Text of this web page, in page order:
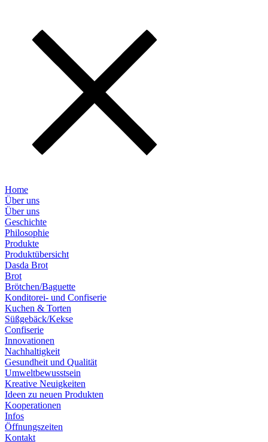
Home
Über uns
Über uns
Geschichte
Philosophie
Produkte
Produktübersicht
Dasda Brot
Brot
Brötchen/Baguette
Konditorei- und Confiserie
Kuchen & Torten
Süßgebäck/Kekse
Confiserie
Innovationen
Nachhaltigkeit
Gesundheit und Qualität
Umweltbewusstsein
Kreative Neuigkeiten
Ideen zu neuen Produkten
Kooperationen
Infos
Öffnungszeiten
Kontakt